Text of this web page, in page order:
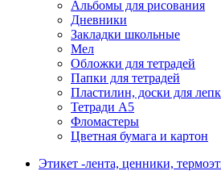
Альбомы для рисования
Дневники
Закладки школьные
Мел
Обложки для тетрадей
Папки для тетрадей
Пластилин, доски для
Тетради А5
Фломастеры
Цветная бумага и картон
Этикет -лента, ценники,